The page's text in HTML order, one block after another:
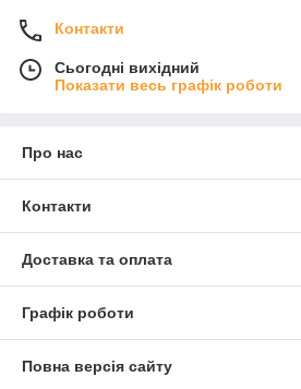
Контакти
Сьогодні вихідний
Показати весь графік роботи
Про нас
Контакти
Доставка та оплата
Графік роботи
Повна версія сайту